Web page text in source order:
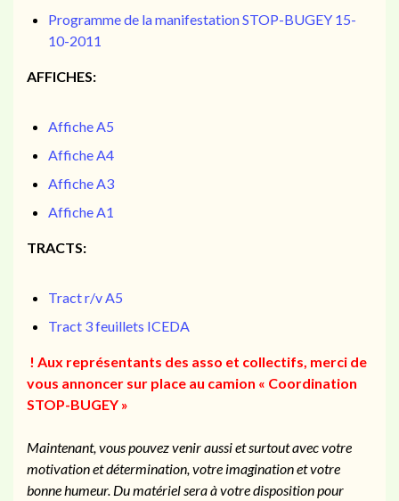
Programme de la manifestation STOP-BUGEY 15-
10-2011
AFFICHES:
Affiche A5
Affiche A4
Affiche A3
Affiche A1
TRACTS:
Tract r/v A5
Tract 3 feuillets ICEDA
! Aux représentants des asso et collectifs, merci de
vous annoncer sur place au camion « Coordination
STOP-BUGEY »
Maintenant, vous pouvez venir aussi et surtout avec votre
motivation et détermination, votre imagination et votre
bonne humeur. Du matériel sera à votre disposition pour